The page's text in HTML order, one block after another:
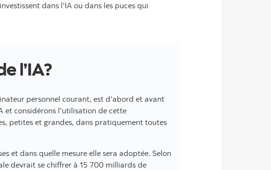
dans l’IA ou dans les puces qui
l’IA?
personnel courant, est d’abord et avant
et considérons l’utilisation de cette
petites et grandes, dans pratiquement toutes
et dans quelle mesure elle sera adoptée. Selon
devrait se chiffrer à 15 700 milliards de